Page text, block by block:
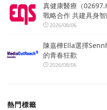
真健康醫療（
戰略合作 共建具身
2026/08/06
陳嘉樺Ella選擇
的青春狂歡
2026/08/06
熱門標籤